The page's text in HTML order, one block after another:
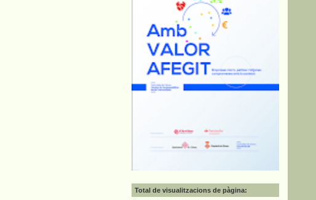
Total de visualitzacions de pàgina: